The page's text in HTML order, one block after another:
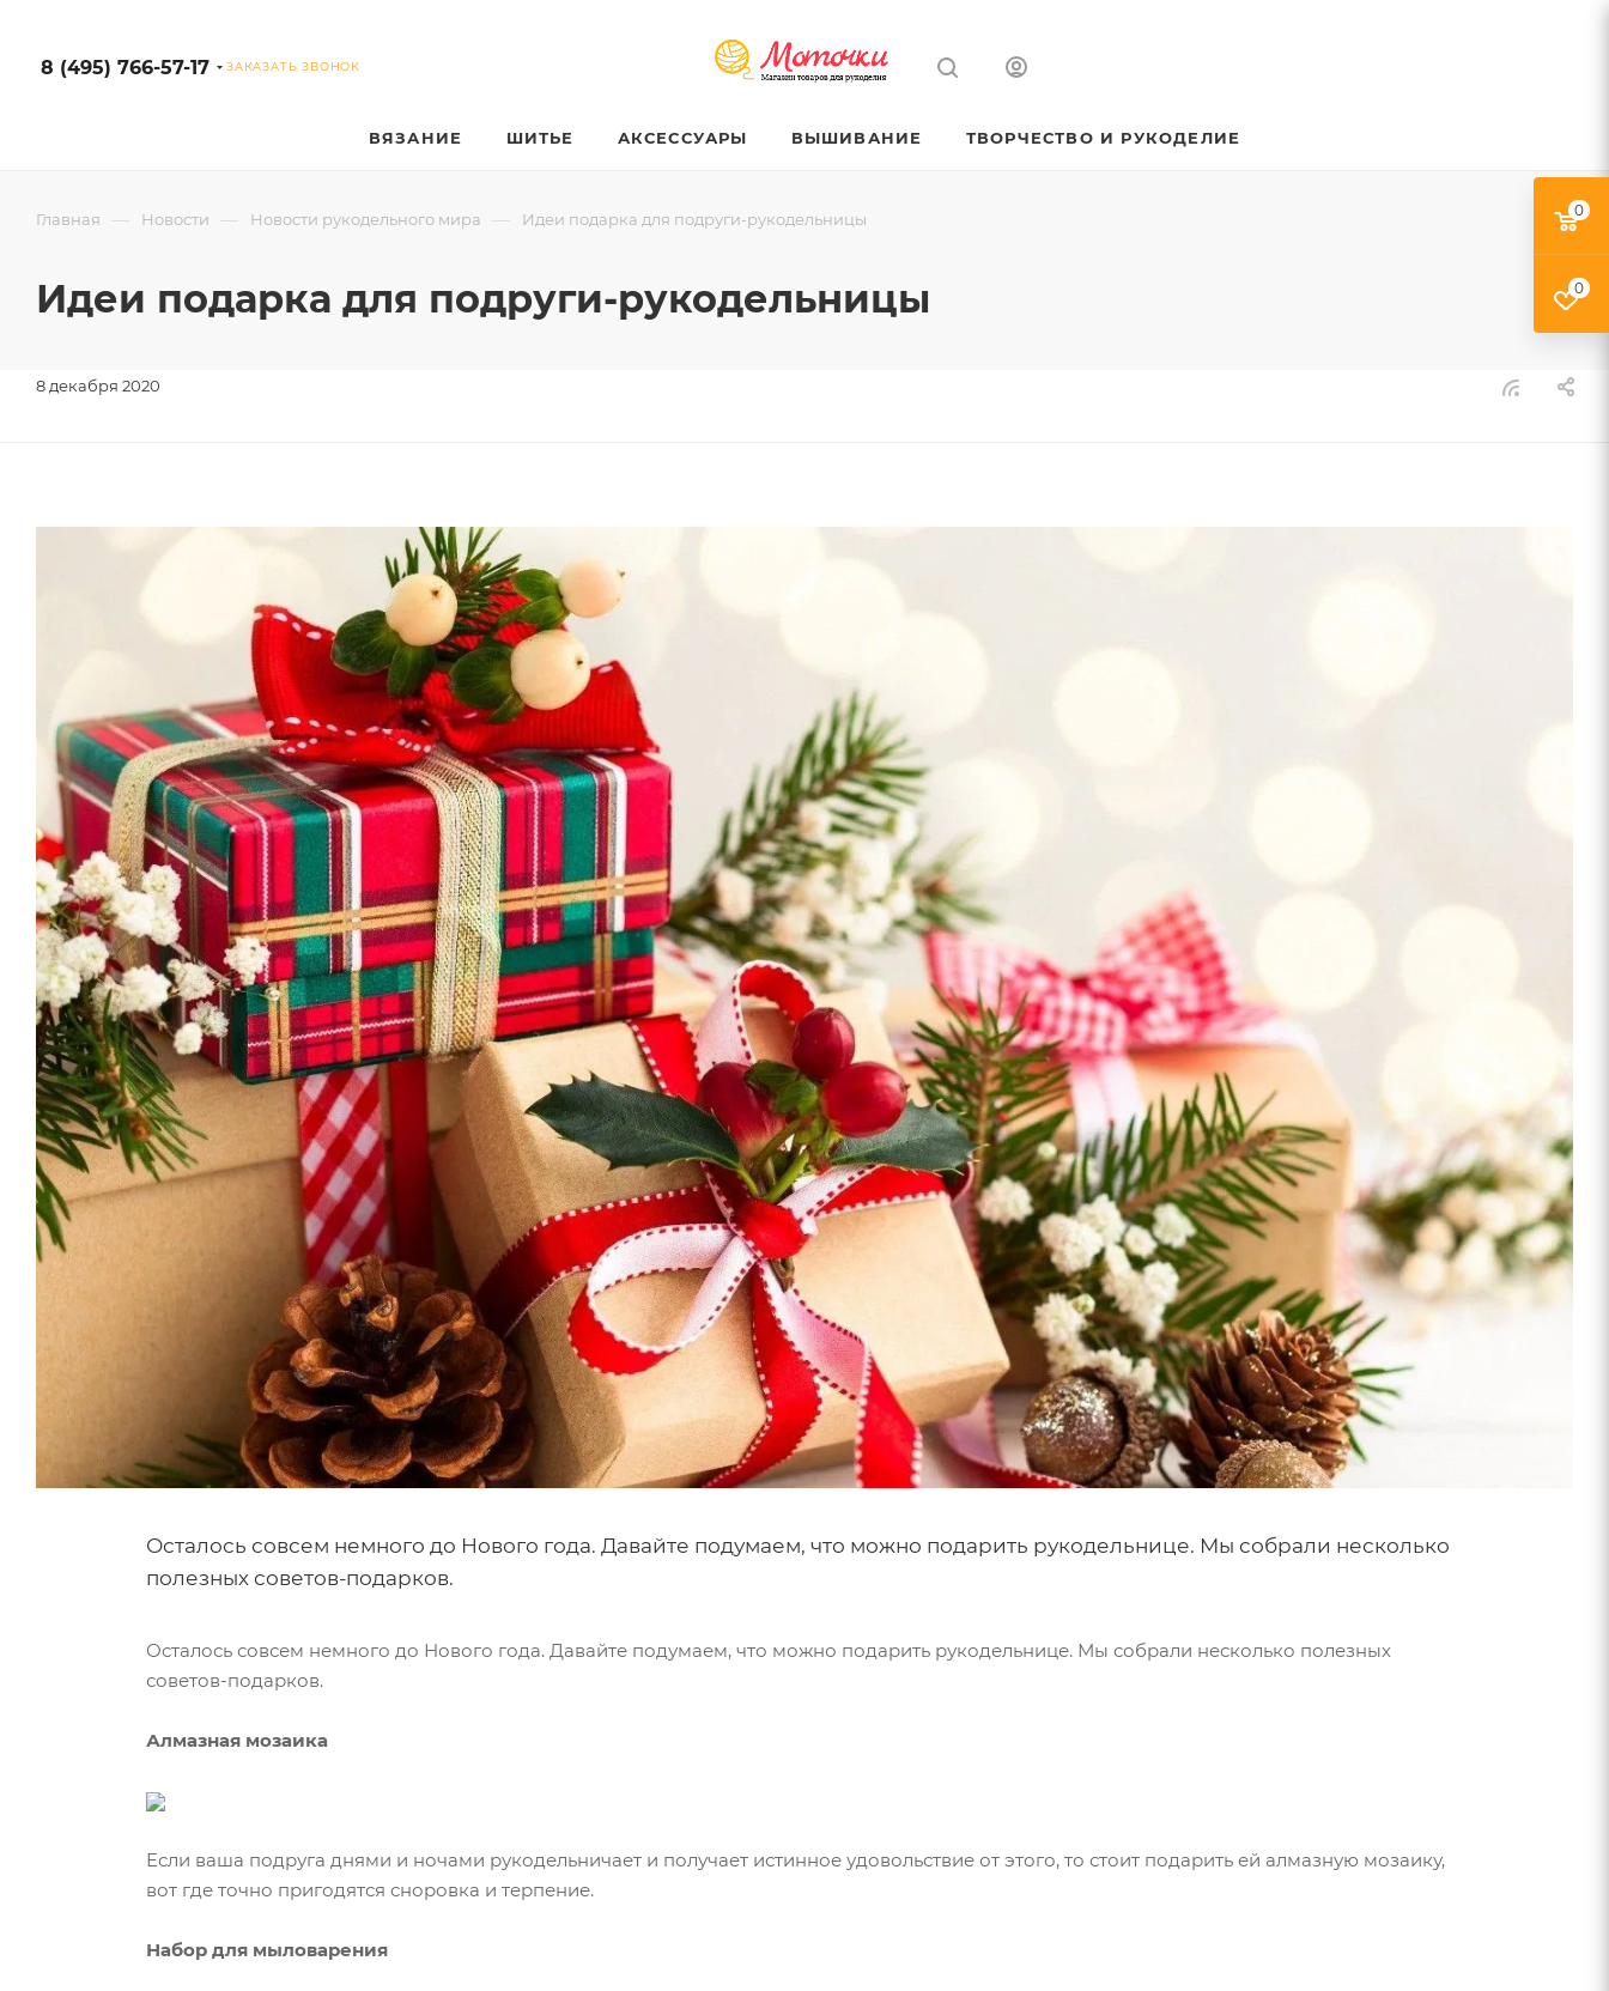
8 (495) 766-57-17 ЗАКАЗАТЬ ЗВОНОК
ВЯЗАНИЕ ШИТЬЕ АКСЕССУАРЫ ВЫШИВАНИЕ ТВОРЧЕСТВО И РУКОДЕЛИЕ
Главная — Новости — Новости рукодельного мира — Идеи подарка для подруги-рукодельницы
Идеи подарка для подруги-рукодельницы
8 декабря 2020
Осталось совсем немного до Нового года. Давайте подумаем, что можно подарить рукодельнице. Мы собрали несколько
полезных советов-подарков.
Осталось совсем немного до Нового года. Давайте подумаем, что можно подарить рукодельнице. Мы собрали несколько полезных
советов-подарков.
Алмазная мозаика
Если ваша подруга днями и ночами рукодельничает и получает истинное удовольствие от этого, то стоит подарить ей алмазную мозаику,
вот где точно пригодятся сноровка и терпение.
Набор для мыловарения
0
0